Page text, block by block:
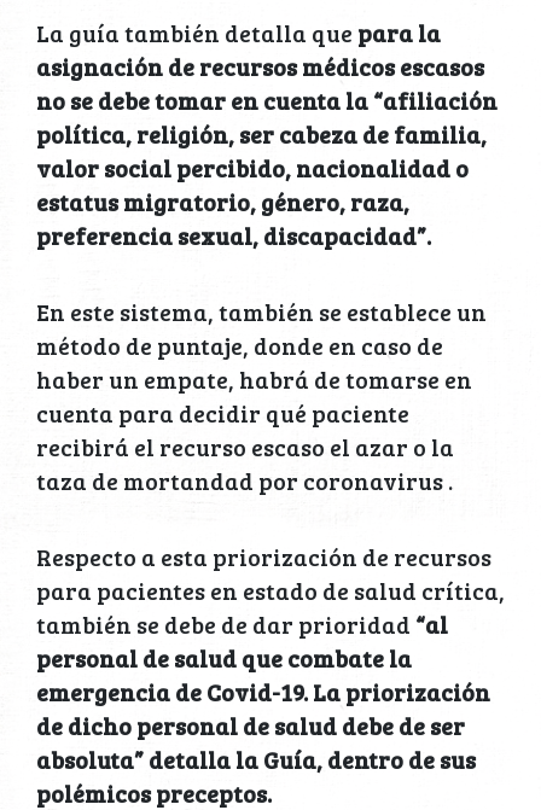
La guía también detalla que para la
asignación de recursos médicos escasos
no se debe tomar en cuenta la “afiliación
política, religión, ser cabeza de familia,
valor social percibido, nacionalidad o
estatus migratorio, género, raza,
preferencia sexual, discapacidad”.
En este sistema, también se establece un
método de puntaje, donde en caso de
haber un empate, habrá de tomarse en
cuenta para decidir qué paciente
recibirá el recurso escaso el azar o la
taza de mortandad por coronavirus .
Respecto a esta priorización de recursos
para pacientes en estado de salud crítica,
también se debe de dar prioridad “al
personal de salud que combate la
emergencia de Covid-19. La priorización
de dicho personal de salud debe de ser
absoluta” detalla la Guía, dentro de sus
polémicos preceptos.